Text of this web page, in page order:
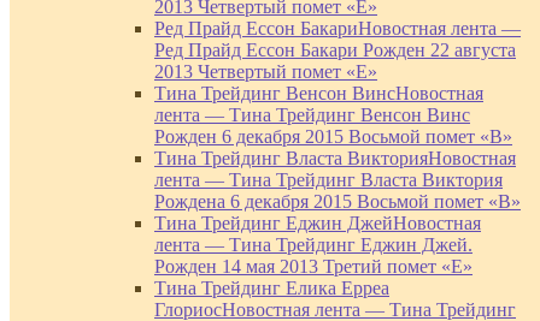
2013 Четвертый помет «Е»
Ред Прайд Ессон БакариНовостная лента —
Ред Прайд Ессон Бакари Рожден 22 августа
2013 Четвертый помет «Е»
Тина Трейдинг Венсон ВинсНовостная
лента — Тина Трейдинг Венсон Винс
Рожден 6 декабря 2015 Восьмой помет «В»
Тина Трейдинг Власта ВикторияНовостная
лента — Тина Трейдинг Власта Виктория
Рождена 6 декабря 2015 Восьмой помет «В»
Тина Трейдинг Еджин ДжейНовостная
лента — Тина Трейдинг Еджин Джей.
Рожден 14 мая 2013 Третий помет «Е»
Тина Трейдинг Елика Ерреа
ГлориосНовостная лента — Тина Трейдинг